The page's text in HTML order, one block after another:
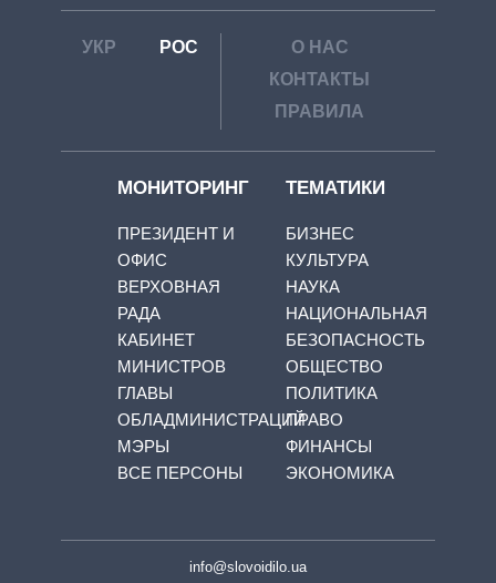
УКР РОС
О НАС
КОНТАКТЫ
ПРАВИЛА
МОНИТОРИНГ
ПРЕЗИДЕНТ И
ОФИС
ВЕРХОВНАЯ
РАДА
КАБИНЕТ
МИНИСТРОВ
ГЛАВЫ
ОБЛАДМИНИСТРАЦИЙ
МЭРЫ
ВСЕ ПЕРСОНЫ
ТЕМАТИКИ
БИЗНЕС
КУЛЬТУРА
НАУКА
НАЦИОНАЛЬНАЯ
БЕЗОПАСНОСТЬ
ОБЩЕСТВО
ПОЛИТИКА
ПРАВО
ФИНАНСЫ
ЭКОНОМИКА
info@slovoidilo.ua